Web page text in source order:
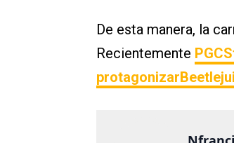
De esta manera, la
Recientemente